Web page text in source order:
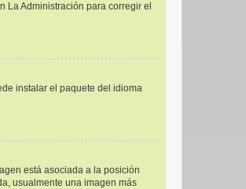
La Administración para corregir el
instalar el paquete del idioma
está asociada a la posición
usualmente una imagen más